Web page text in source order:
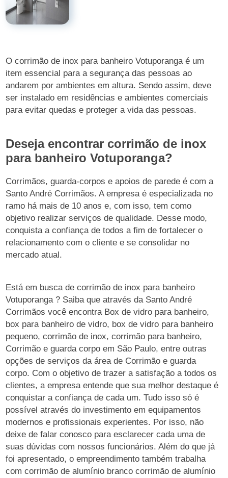
O corrimão de inox para banheiro Votuporanga é um
item essencial para a segurança das pessoas ao
andarem por ambientes em altura. Sendo assim, deve
ser instalado em residências e ambientes comerciais
para evitar quedas e proteger a vida das pessoas.
Deseja encontrar corrimão de inox
para banheiro Votuporanga?
Corrimãos, guarda-corpos e apoios de parede é com a
Santo André Corrimãos. A empresa é especializada no
ramo há mais de 10 anos e, com isso, tem como
objetivo realizar serviços de qualidade. Desse modo,
conquista a confiança de todos a fim de fortalecer o
relacionamento com o cliente e se consolidar no
mercado atual.
Está em busca de corrimão de inox para banheiro
Votuporanga ? Saiba que através da Santo André
Corrimãos você encontra Box de vidro para banheiro,
box para banheiro de vidro, box de vidro para banheiro
pequeno, corrimão de inox, corrimão para banheiro,
Corrimão e guarda corpo em São Paulo, entre outras
opções de serviços da área de Corrimão e guarda
corpo. Com o objetivo de trazer a satisfação a todos os
clientes, a empresa entende que sua melhor destaque é
conquistar a confiança de cada um. Tudo isso só é
possível através do investimento em equipamentos
modernos e profissionais experientes. Por isso, não
deixe de falar conosco para esclarecer cada uma de
suas dúvidas com nossos funcionários. Além do que já
foi apresentado, o empreendimento também trabalha
com corrimão de alumínio branco corrimão de alumínio